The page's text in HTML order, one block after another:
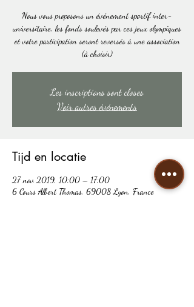
Nous vous proposons un événement sportif inter-
universitaire, les fonds soulevés par ces jeux olympiques
et votre participation seront reversés à une association
(à choisir)
Les inscriptions sont closes
Voir autres événements
Tijd en locatie
27 nov 2019, 10:00 – 17:00
6 Cours Albert Thomas, 69008 Lyon, France